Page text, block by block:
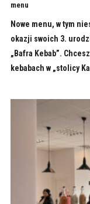
menu
Nowe menu, w tym
okazji swoich 3.
„Bafra Kebab”.
kebabach w „stolicy